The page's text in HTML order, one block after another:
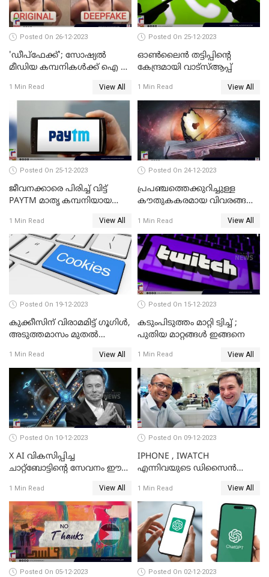
Posted On 26-12-2023
'ഡീപ്‌ഫേക്ക്'; സോഷ്യല്‍
മീഡിയ കമ്പനികള്‍ക്ക് ഐ ടി
നിര്‍ദ്ദേശം
1 Min Read View All
Posted On 25-12-2023
ഓണ്‍ലൈന്‍ തട്ടിപ്പിന്റെ
കേന്ദ്രമായി വാട്സ്ആപ്പ്
1 Min Read View All
Posted On 25-12-2023
ജീവനക്കാരെ പിരിച്ച് വിട്ട്
PAYTM മാതൃ കമ്പനിയായ
1 Min Read View All
Posted On 24-12-2023
പ്രപഞ്ചത്തെക്കുറിച്ചുള്ള
കൗതുകകരമായ വിവരങ്ങള്‍
തുടരുകയാണ് ജയിംസ് വെബ്
1 Min Read View All
Posted On 19-12-2023
കുക്കീസിന് വിരാമമിട്ട് ഗൂഗിള്‍,
അടുത്തമാസം മുതല്‍
വിലക്കേര്‍പ്പെടുത്തുമെന്ന്
സൂചന
1 Min Read View All
Posted On 15-12-2023
കടുംപിടുത്തം മാറ്റി ട്വിച്ച് ;
പുതിയ മാറ്റങ്ങൾ ഇങ്ങനെ
1 Min Read View All
Posted On 10-12-2023
X AI വികസിപ്പിച്ച
ചാറ്റ്‌ബോട്ടിന്റെ സേവനം ഈ
ലഭിക്കും; ഇലോണ്‍ മസ്‌ക്
1 Min Read View All
Posted On 09-12-2023
IPHONE , IWATCH
എന്നിവയുടെ ഡിസൈന്‍
ടാന്‍ കമ്പനി
വിടാനൊരുങ്ങുന്നു
1 Min Read View All
Posted On 05-12-2023 Posted On 02-12-2023